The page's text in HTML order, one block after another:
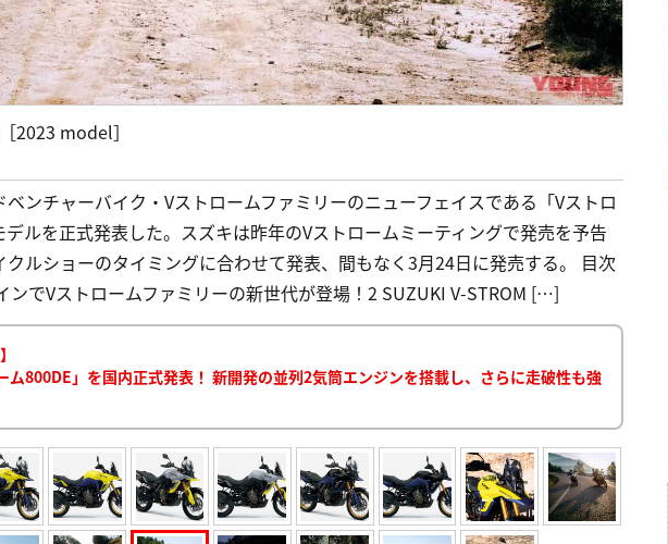
2023 model］
ンチャーバイク・Vストロームファミリーのニューフェイスである「Vストロ
ルを正式発表した。スズキは昨年のVストロームミーティングで発売を予告
クルショーのタイミングに合わせて発表、間もなく3月24日に発売する。 目次
ンでVストロームファミリーの新世代が登場！2 SUZUKI V-STROM […]
ム800DE」を国内正式発表！ 新開発の並列2気筒エンジンを搭載し、さらに走破性も強